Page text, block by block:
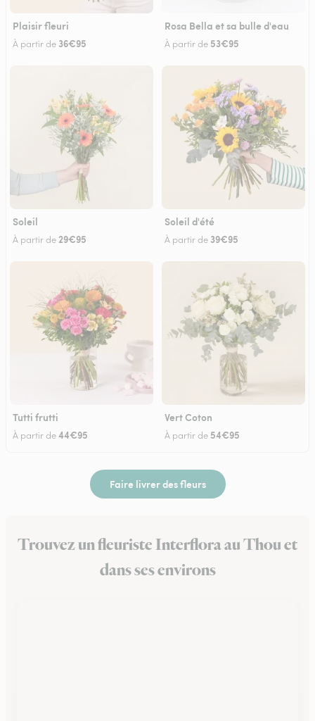
Plaisir fleuri
À partir de 36€95
Rosa Bella et sa bulle d'eau
À partir de 53€95
Soleil
À partir de 29€95
Soleil d'été
À partir de 39€95
Tutti frutti
À partir de44€95
Vert Coton
À partir de 54€95
Faire livrer des fleurs
Trouvez un fleuriste Interflora au Thou et
dans ses environs